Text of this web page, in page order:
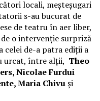
locali, meșteșugari
s-au bucurat de
de teatru în aer liber,
o intervenție surpriză
celei de-a patra ediții a
urcat, între alții, Theo
Nicolae Furdui
Maria Chivuși